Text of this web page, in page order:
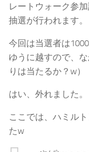
レートウォーク参
抽選が行われます。
今回は当選者は
ゆうに越すので、
りは当たるか？w）
はい、外れました。
ここでは、ハミル
たw